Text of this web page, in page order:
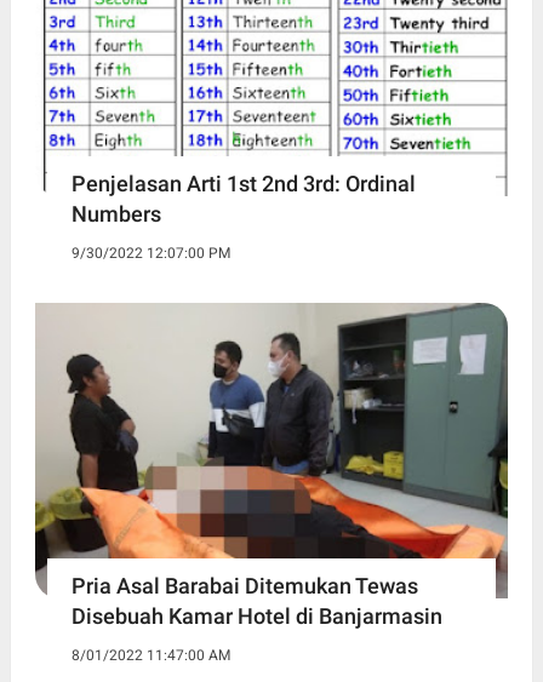
Penjelasan Arti 1st 2nd 3rd: Ordinal
Numbers
9/30/2022 12:07:00 PM
Pria Asal Barabai Ditemukan Tewas
Disebuah Kamar Hotel di Banjarmasin
8/01/2022 11:47:00 AM